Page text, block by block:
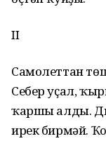
II
Самолеттан
Себер уҫал,
ҡаршы алды.
ирек бирмәй.